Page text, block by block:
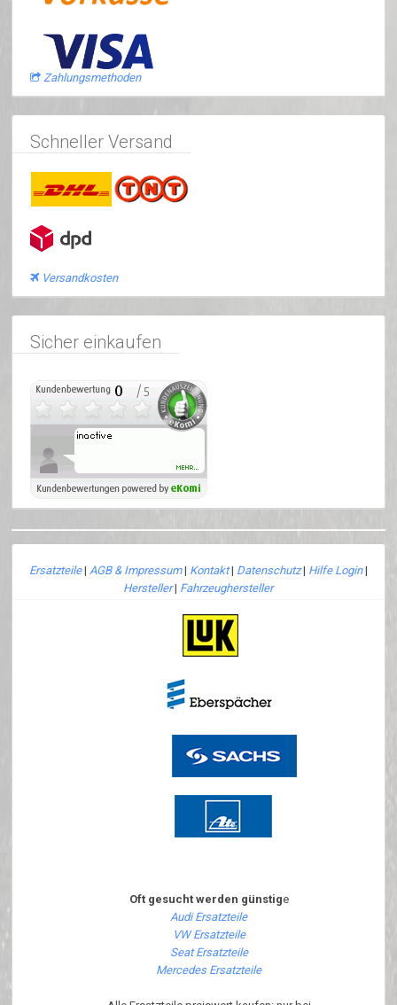
Zahlungsmethoden
Schneller Versand
Versandkosten
Sicher einkaufen
Ersatzteile| AGB & Impressum| Kontakt| Datenschutz| Hilfe Login|
Hersteller| Fahrzeughersteller
Oft gesucht werden günstige
Audi Ersatzteile
VW Ersatzteile
Seat Ersatzteile
Mercedes Ersatzteile